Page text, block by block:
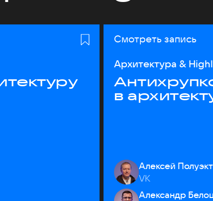
Смотреть запись
Архитектура &
в
Алексей
VK
Александр